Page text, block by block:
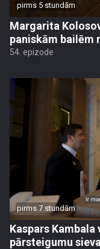
pirms 5 stundām
Margarita
paniskām bailēm
54. epizode
pirms 7 stundām
Kaspars
pārsteigumu